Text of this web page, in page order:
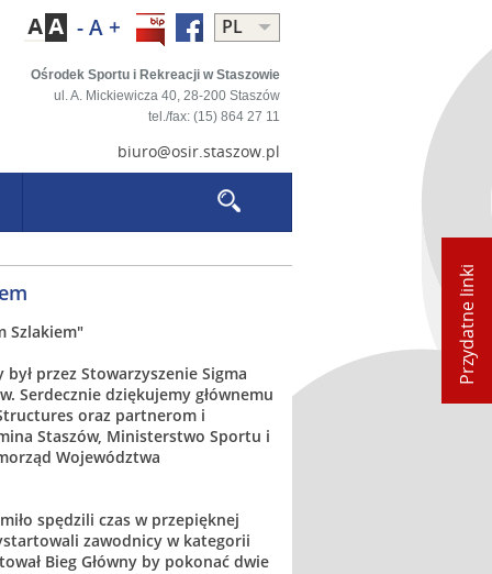
Przydatne linki
-A+ PL
EN
Ośrodek Sportu i Rekreacji w Staszowie
ul. A. Mickiewicza 40, 28-200 Staszów
tel./fax: (15) 864 27 11
biuro@osir.staszow.pl
Szlakiem"
przez Stowarzyszenie Sigma
Serdecznie dziękujemy głównemu
oraz partnerom i
Staszów, Ministerstwo Sportu i
Województwa
spędzili czas w przepięknej
zawodnicy w kategorii
Bieg Główny by pokonać dwie